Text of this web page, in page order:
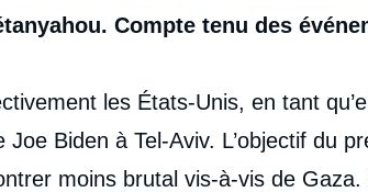
Compte tenu des
les États-Unis, en tant
Joe Biden à Tel-Aviv. L’objectif du
moins brutal vis-à-vis de